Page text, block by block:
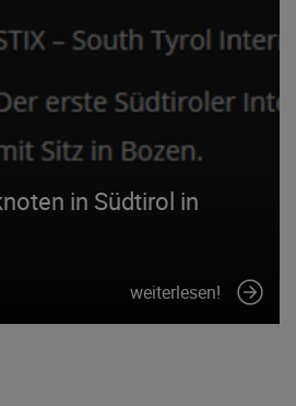
in Südtirol in
weiterlesen!